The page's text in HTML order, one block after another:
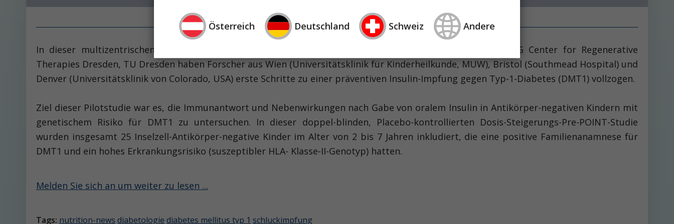
In dieser multizentrischen Studie unter der Leitung des Helmholtz Zentrums in München sowie des DFG Center for Regenerative
Therapies Dresden, TU Dresden haben Forscher aus Wien (Universitätsklinik für Kinderheilkunde, MUW), Bristol (Southmead Hospital) und
Denver (Universitätsklinik von Colorado, USA) erste Schritte zu einer präventiven Insulin-Impfung gegen Typ-1-Diabetes (DMT1) vollzogen.
Ziel dieser Pilotstudie war es, die Immunantwort und Nebenwirkungen nach Gabe von oralem Insulin in Antikörper-negativen Kindern mit
genetischem Risiko für DMT1 zu untersuchen. In dieser doppel-blinden, Placebo-kontrollierten Dosis-Steigerungs-Pre-POINT-Studie
wurden insgesamt 25 Inselzell-Antikörper-negative Kinder im Alter von 2 bis 7 Jahren inkludiert, die eine positive Familienanamnese für
DMT1 und ein hohes Erkrankungsrisiko (suszeptibler HLA- Klasse-II-Genotyp) hatten.
Melden Sie sich an um weiter zu lesen ...
Tags: nutrition-news diabetologie diabetes mellitus typ 1 schluckimpfung
Österreich Deutschland Schweiz Andere